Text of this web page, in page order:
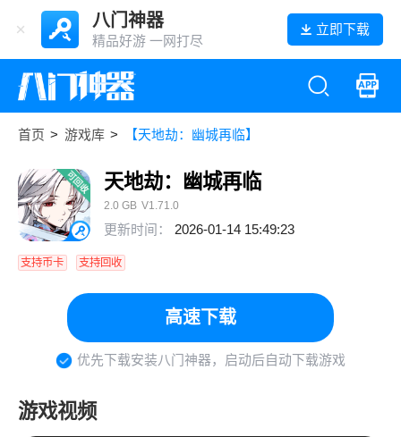
八门神器
精品好游 一网打尽
立即下载
首页 > 游戏库 > 【天地劫：幽城再临】
天地劫：幽城再临
2.0 GB V1.71.0
更新时间： 2026-01-14 15:49:23
支持币卡 支持回收
高速下载
优先下载安装八门神器，启动后自动下载游戏
游戏视频